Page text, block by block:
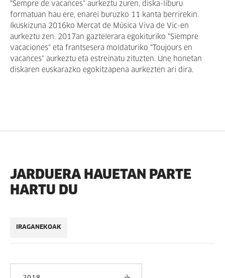
“Sempre de vacances” aurkeztu zuren, diska-liburu
formatuan hau ere, enarei buruzko 11 kanta berrirekin.
Ikuskizuna 2016ko Mercat de Música Viva de Vic-en
aurkeztu zen. 2017an gaztelerara egokituriko “Siempre
vacaciones” eta frantsesera moldaturiko “Toujours en
vacances” aurkeztu eta estreinatu zituzten. Une honetan
diskaren euskarazko egokitzapena aurkezten ari dira.
JARDUERA HAUETAN PARTE
HARTU DU
IRAGANEKOAK